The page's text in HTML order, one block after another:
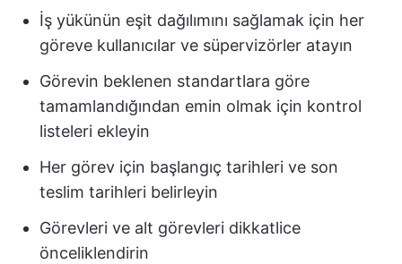
İş yükünün eşit dağılımını sağlamak için her
göreve kullanıcılar ve süpervizörler atayın
Görevin beklenen standartlara göre
tamamlandığından emin olmak için kontrol
listeleri ekleyin
Her görev için başlangıç tarihleri ve son
teslim tarihleri belirleyin
Görevleri ve alt görevleri dikkatlice
önceliklendirin